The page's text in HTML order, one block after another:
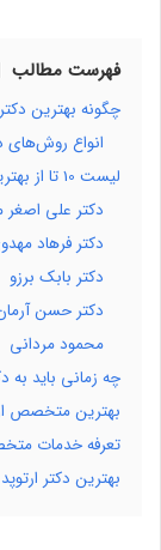
فهرست مطالب
چگونه بهترین
انواع روش‌های
لیست 10 تا از بهترین متخصص ارتوپد در اسلامشهر+ آدرس
دکتر علی
دکتر فرهاد
دکتر بابک برزو
دکتر حسن
محمود مردانی
چه زمانی باید به
بهترین متخصص
تعرفه خدمات
بهترین دکتر